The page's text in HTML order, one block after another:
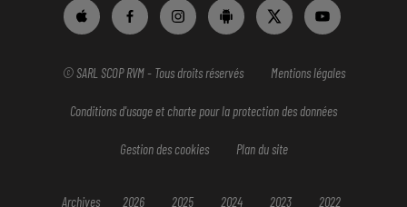
© SARL SCOP RVM - Tous droits réservés Mentions légales
Conditions d'usage et charte pour la protection des données
Gestion des cookies Plan du site
Archives 2026 2025 2024 2023 2022